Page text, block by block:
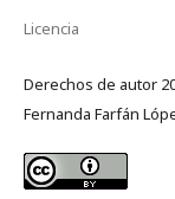
Licencia
Derechos de autor
Fernanda Farfán